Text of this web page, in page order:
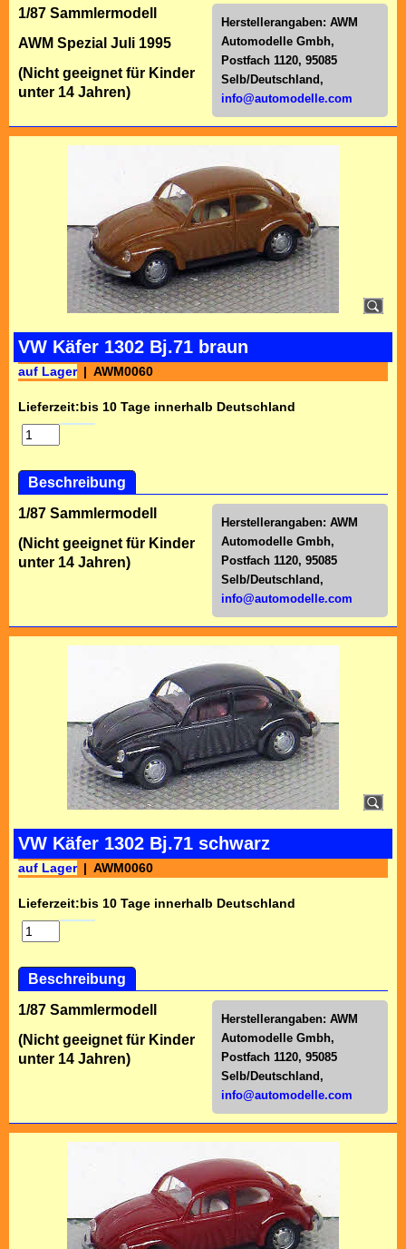
Herstellerangaben: AWM
Automodelle Gmbh,
Postfach 1120, 95085
Selb/Deutschl and,
info@automodelle.com
1/87 Sammlermodell
AWM Spezial Juli 1995
(Nicht geeignet für Kinder
unter 14 Jahren)
VW Käfer 1302 Bj.71 braun
auf Lager AWM0060
Lieferzeit:bis 10 Tage innerhalb Deutschland
Beschreibung
Herstellerangaben: AWM
Automodelle Gmbh,
Postfach 1120, 95085
Selb/Deutschl and,
info@automodelle.com
1/87 Sammlermodell
(Nicht geeignet für Kinder
unter 14 Jahren)
VW Käfer 1302 Bj.71 schwarz
auf Lager AWM0060
Lieferzeit:bis 10 Tage innerhalb Deutschland
Beschreibung
Herstellerangaben: AWM
Automodelle Gmbh,
Postfach 1120, 95085
Selb/Deutschl and,
info@automodelle.com
1/87 Sammlermodell
(Nicht geeignet für Kinder
unter 14 Jahren)